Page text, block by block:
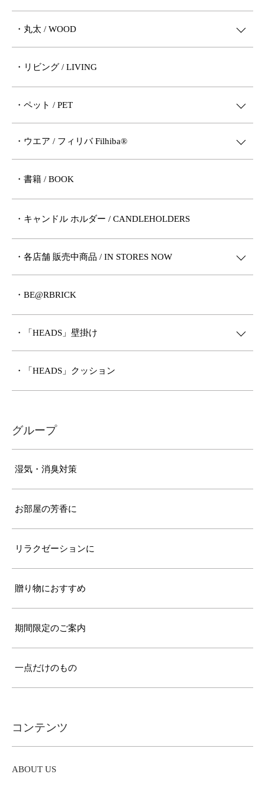
・丸太 / WOOD
・リビング / LIVING
・ペット / PET
・ウエア / フィリバ Filhiba®︎
・書籍 / BOOK
・キャンドル ホルダー / CANDLEHOLDERS
・各店舗 販売中商品 / IN STORES NOW
・BE@RBRICK
・「HEADS」壁掛け
・「HEADS」クッション
グループ
湿気・消臭対策
お部屋の芳香に
リラクゼーションに
贈り物におすすめ
期間限定のご案内
一点だけのもの
コンテンツ
ABOUT US